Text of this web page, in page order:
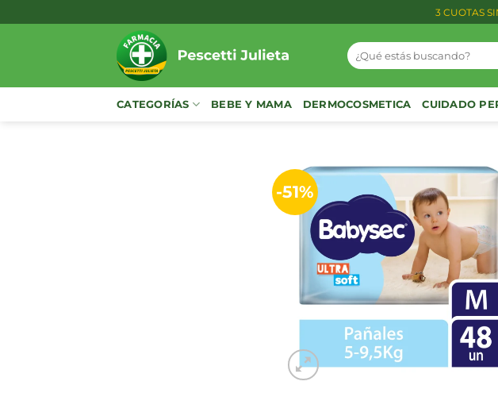
al
3 CUOTAS
Buscar
por:
CATEGORÍAS BEBE Y MAMA DERMOCOSMETICA CUIDADO
-51%